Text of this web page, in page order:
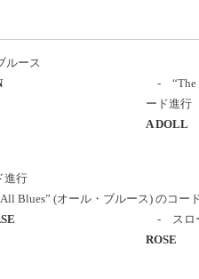
ース
- “The
ード進行
A DOLL
進行
Blues” (オール・ブルース) のコー
- スロ
ROSE